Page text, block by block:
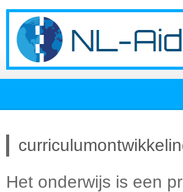
Het onderwijs is een